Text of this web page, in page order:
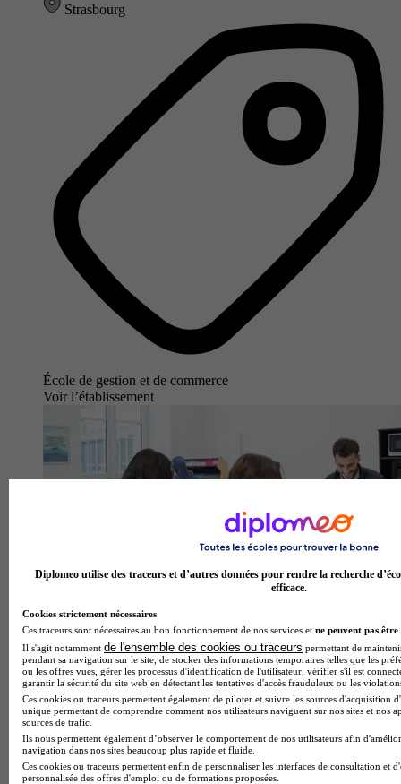
Strasbourg
École de gestion et de commerce
Voir l’établissement
Diplomeo utilise des traceurs et d’autres données pour rendre la recherche
efficace.
Cookies strictement nécessaires
Ces traceurs sont nécessaires au bon fonctionnement de nos services et ne peuvent pas être
Il s'agit notamment de l'ensemble des cookies ou traceurs permettant de
pendant sa navigation sur le site, de stocker des informations temporaires telles que les
ou les offres vues, gérer les processus d'identification de l'utilisateur, vérifier s'il est
garantir la sécurité du site web en détectant les tentatives d'accès frauduleux ou les
Ces cookies ou traceurs permettent également de piloter et suivre les sources d'acquisition
unique permettant de comprendre comment nos utilisateurs naviguent sur nos sites et nos
sources de trafic.
Ils nous permettent également d’observer le comportement de nos utilisateurs afin
navigation dans nos sites beaucoup plus rapide et fluide.
Ces cookies ou traceurs permettent enfin de personnaliser les interfaces de consultation et
personnalisée des offres d'emploi ou de formations proposées.